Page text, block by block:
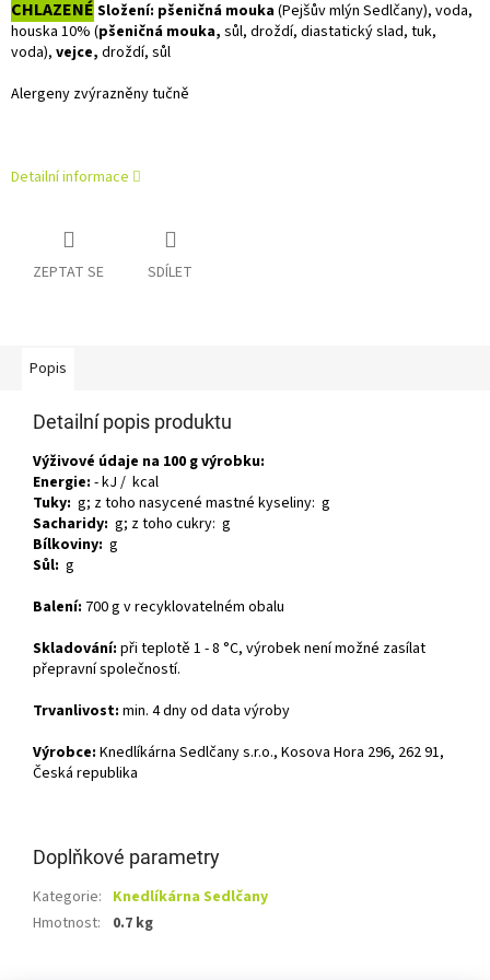
CHLAZENÉ Složení: pšeničná mouka(Pejšův mlýn Sedlčany), voda,
houska 10% (pšeničná mouka, sůl, droždí, diastatický slad, tuk,
voda), vejce, droždí, sůl
Alergeny zvýrazněny tučně
Detailní informace
ZEPTAT SE SDÍLET
Popis
Detailní popis produktu
Výživové údaje na 100 g výrobku:
Energie: - kJ / kcal
Tuky: g; z toho nasycené mastné kyseliny: g
Sacharidy: g; z toho cukry: g
Bílkoviny: g
Sůl: g
Balení: 700 g v recyklovatelném obalu
Skladování: při teplotě 1 - 8 °C, výrobek není možné zasílat
přepravní společností.
Trvanlivost: min. 4 dny od data výroby
Výrobce: Knedlíkárna Sedlčany s.r.o., Kosova Hora 296, 262 91,
Česká republika
Doplňkové parametry
Kategorie: Knedlíkárna Sedlčany
Hmotnost: 0.7 kg